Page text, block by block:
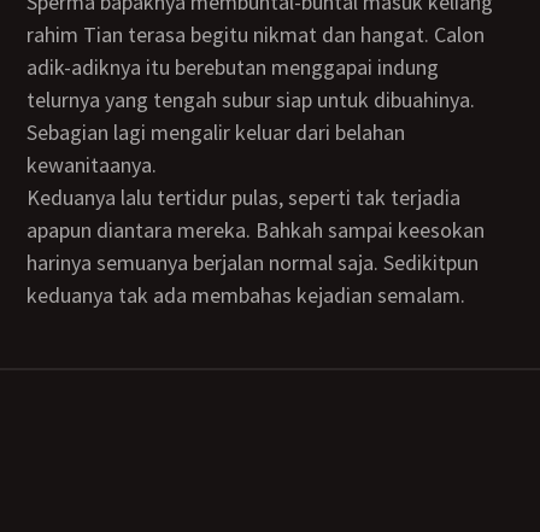
rahim Tian terasa begitu nikmat dan hangat. Calon
adik-adiknya itu berebutan menggapai indung
telurnya yang tengah subur siap untuk dibuahinya.
Sebagian lagi mengalir keluar dari belahan
kewanitaanya.
Keduanya lalu tertidur pulas, seperti tak terjadia
apapun diantara mereka. Bahkah sampai keesokan
harinya semuanya berjalan normal saja. Sedikitpun
keduanya tak ada membahas kejadian semalam.